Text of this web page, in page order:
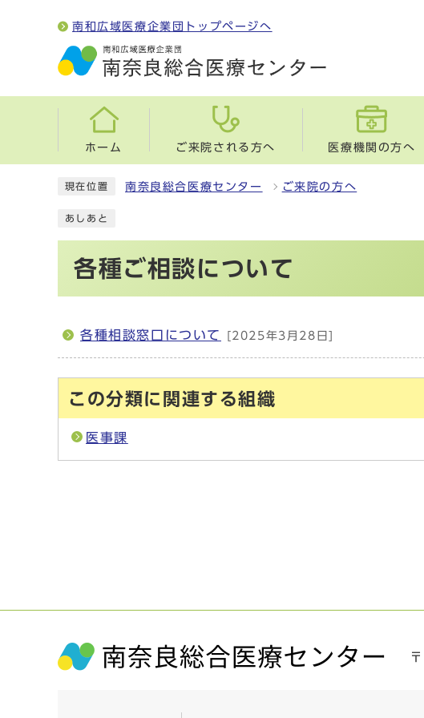
南和広域医療企業団トップページへ
ホーム ご来院される方へ 医療機関の方へ
現在位置 南奈良総合医療センター ご来院の方へ
あしあと
各種ご相談について
各種相談窓口について [2025年3月28日]
この分類に関連する組織
医事課